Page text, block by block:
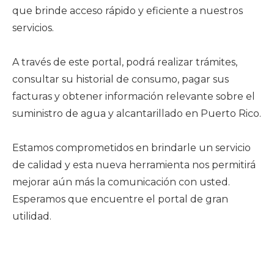
que brinde acceso rápido y eficiente a nuestros
servicios.
A través de este portal, podrá realizar trámites,
consultar su historial de consumo, pagar sus
facturas y obtener información relevante sobre el
suministro de agua y alcantarillado en Puerto Rico.
Estamos comprometidos en brindarle un servicio
de calidad y esta nueva herramienta nos permitirá
mejorar aún más la comunicación con usted.
Esperamos que encuentre el portal de gran
utilidad.